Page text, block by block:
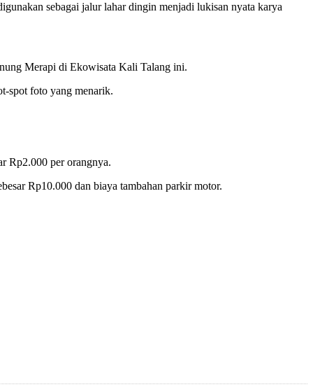
sebagai jalur lahar dingin menjadi lukisan nyata karya
Merapi di Ekowisata Kali Talang ini.
spot foto yang menarik.
Rp2.000 per orangnya.
Rp10.000 dan biaya tambahan parkir motor.